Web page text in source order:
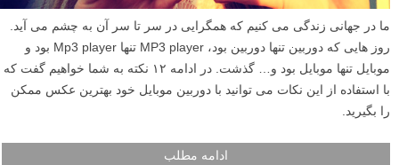
ما در جهانی زندگی می کنیم که همگرایی در سر تا سر آن به چشم می آید.
روز هایی که دوربین تنها دوربین بود، MP3 player تنها Mp3 player بود و
موبایل تنها موبایل بود و… گذشت. در ادامه ۱۲ نکته به شما خواهیم گفت که
با استفاده از این نکات می توانید با دوربین موبایل خود بهترین عکس ممکن
را بگیرید.
ادامه مطلب